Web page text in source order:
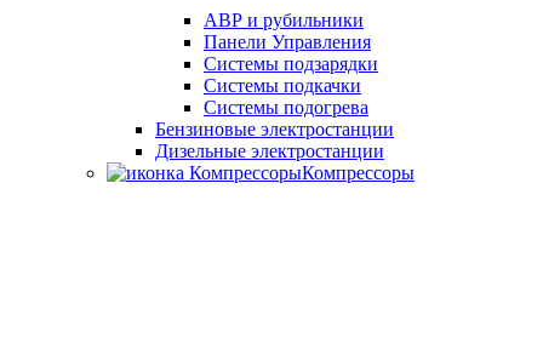
АВР и рубильники
Панели Управления
Системы подзарядки
Системы подкачки
Системы подогрева
Бензиновые электростанции
Дизельные электростанции
Компрессоры